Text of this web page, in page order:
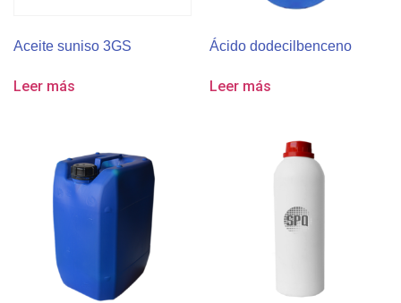
Aceite suniso 3GS
Leer más
Ácido dodecilbenceno
Leer más